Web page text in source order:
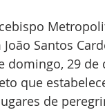
João Santos
domingo, 29 de
que
de